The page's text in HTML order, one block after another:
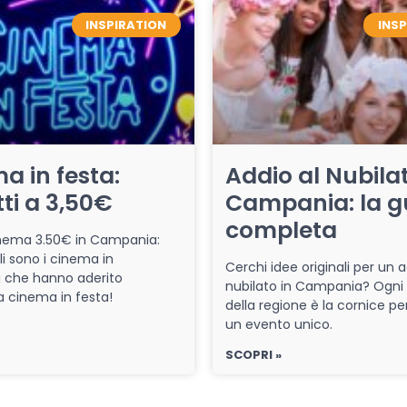
INSPIRATION
in festa:
a 3,50€
3.50€ in Campania:
sono i cinema in
hanno aderito
cinema in festa!
Addio al
Campania: la
completa
Cerchi idee originali per un
nubilato in Campania?
della regione è la cornice
un evento unico.
SCOPRI »